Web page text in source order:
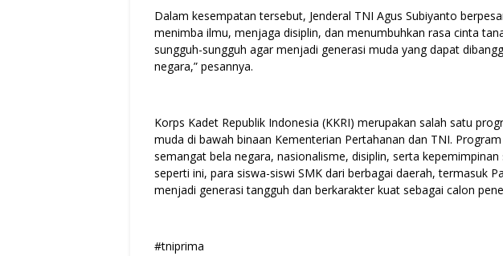
Dalam kesempatan tersebut, Jenderal TNI Agus Subiyanto
menimba ilmu, menjaga disiplin, dan menumbuhkan rasa cinta
sungguh-sungguh agar menjadi generasi muda yang dapat
negara,” pesannya.
Korps Kadet Republik Indonesia (KKRI) merupakan salah satu
muda di bawah binaan Kementerian Pertahanan dan TNI.
semangat bela negara, nasionalisme, disiplin, serta
seperti ini, para siswa-siswi SMK dari berbagai daerah, termasuk
menjadi generasi tangguh dan berkarakter kuat sebagai calon
#tniprima